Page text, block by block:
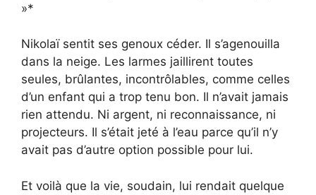
»*
Nikolaï sentit ses genoux céder. Il s’agenouilla
dans la neige. Les larmes jaillirent toutes
seules, brûlantes, incontrôlables, comme celles
d’un enfant qui a trop tenu bon. Il n’avait jamais
rien attendu. Ni argent, ni reconnaissance, ni
projecteurs. Il s’était jeté à l’eau parce qu’il n’y
avait pas d’autre option possible pour lui.
Et voilà que la vie, soudain, lui rendait quelque